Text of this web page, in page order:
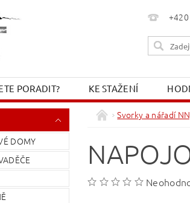
PORADIT? KE STAŽENÍ
KONTAKT OBCHODNÍ
DOMY
Svorky a nářadí